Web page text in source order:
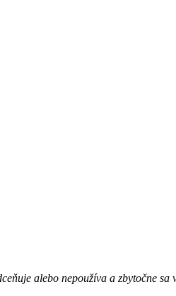
alebo nepoužíva a zbytočne sa